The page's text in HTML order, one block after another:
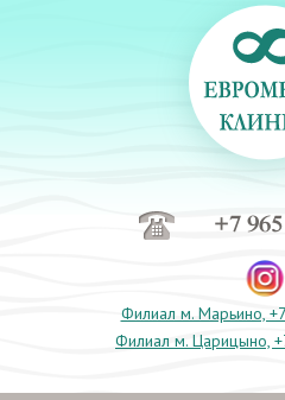
+7
Филиал м. Марьино,
Филиал м. Царицыно,